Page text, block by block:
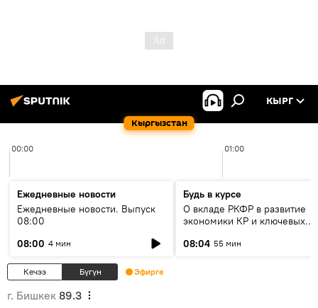
Кыргызстан
КЫРГ
00:00 01:00
Ежедневные новости
Ежедневные новости. Выпуск
08:00
08:00 4 мин
Будь в курсе
О вкладе РКФР в развитие
экономики КР и ключевых
08:04 55 мин
Кечээ Бүгүн Эфирге
г. Бишкек 89.3